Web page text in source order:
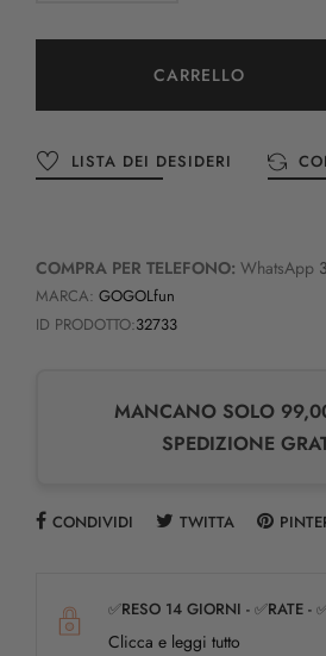
CARRELLO
LISTA DEI DESIDERI
COMPRA PER TELEFONO: WhatsApp
MARCA: GOGOLfun
ID PRODOTTO:32733
MANCANO SOLO
SPEDIZIONE
CONDIVIDI TWITTA
✅RESO 14 GIORNI - ✅RATE -
Clicca e leggi tutto